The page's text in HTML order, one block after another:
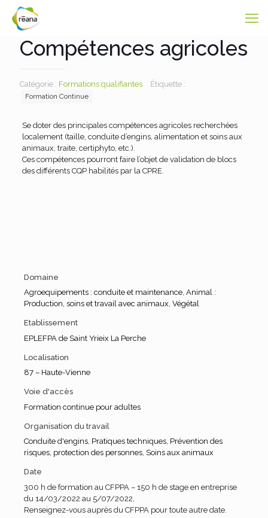
Compétences agricoles
Catégorie : Formations qualifiantes Étiquette :
Formation Continue
Se doter des principales compétences agricoles recherchées
localement (taille, conduite d’engins, alimentation et soins aux
animaux, traite, certiphyto, etc.).
Ces compétences pourront faire l’objet de validation de blocs
des différents CQP habilités par la CPRE.
Domaine
Agroequipements : conduite et maintenance, Animal :
Production, soins et travail avec animaux, Végétal
Etablissement
EPLEFPA de Saint Yrieix La Perche
Localisation
87 – Haute-Vienne
Voie d'accès
Formation continue pour adultes
Organisation du travail
Conduite d'engins, Pratiques techniques, Prévention des
risques, protection des personnes, Soins aux animaux
Date
300 h de formation au CFPPA – 150 h de stage en entreprise
du 14/03/2022 au 5/07/2022,
Renseignez-vous auprès du CFPPA pour toute autre date.